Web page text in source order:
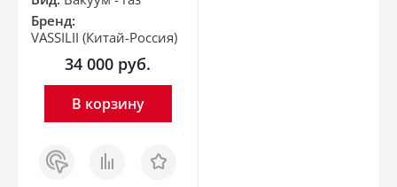
Бренд:
VASSILII (Китай-Россия)
34 000 руб.
В корзину
Заказ
в 1
клик
Сравнить Отложить